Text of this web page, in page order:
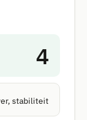
4
stabiliteit